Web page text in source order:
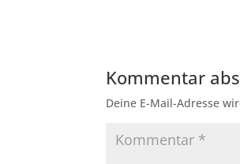
Kommentar
Deine E-Mail-Adresse